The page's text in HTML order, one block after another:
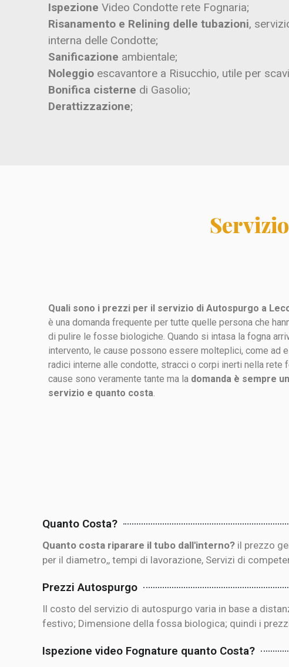
Ispezione Video Condotte rete Fognaria;
Risanamento e Relining delle tubazioni,
interna delle Condotte;
Sanificazione ambientale;
Noleggio escavantore a Risucchio, utile per
Bonifica cisterne di Gasolio;
Derattizzazione;
Quali sono i prezzi per il servizio di Autospurgo a
è una domanda frequente per tutte quelle persona che
di pulire le fosse biologiche. Quando si intasa la fogna
intervento, le cause possono essere molteplici, come ad
radici interne alle condotte, stracci o corpi inerti nella rete
cause sono veramente tante ma la domanda è sempre
servizio e quanto costa.
Quanto Costa?
Quanto costa riparare il tubo dall'interno? il prezzo
per il diametro,, tempi di lavorazione, Servizi di
Prezzi Autospurgo
Il costo del servizio di autospurgo varia in base a
festivo; Dimensione della fossa biologica; quindi i
Ispezione video Fognature quanto Costa?